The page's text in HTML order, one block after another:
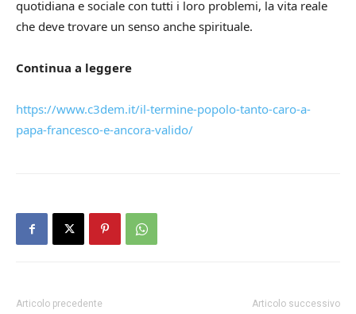
quotidiana e sociale con tutti i loro problemi, la vita reale
che deve trovare un senso anche spirituale.
Continua a leggere
https://www.c3dem.it/il-termine-popolo-tanto-caro-a-
papa-francesco-e-ancora-valido/
Articolo precedente Articolo successivo